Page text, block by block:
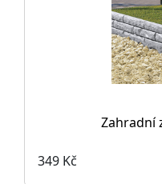
Zahradní
349 Kč